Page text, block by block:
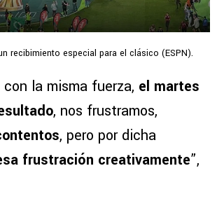
recibimiento especial para el clásico (ESPN).
la misma fuerza, el martes
, nos frustramos,
, pero por dicha
frustración creativamente”,